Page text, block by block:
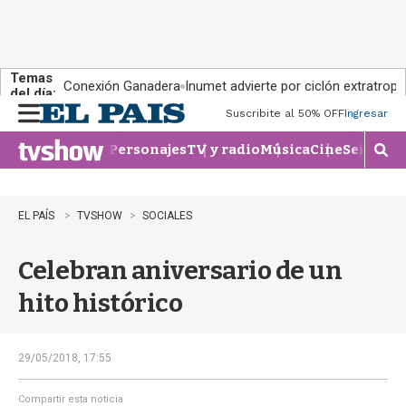
Temas
del día: Conexión Ganadera Inumet advierte por ciclón
n
u
Suscribite al 50% OFFIngresar
PersonajesTV y radioMúsicaCineSeries
M
o
e
EL PAÍS TVSHOW SOCIALES
Celebran aniversario de un
hito histórico
29/05/2018, 17:55
Compartir esta noticia